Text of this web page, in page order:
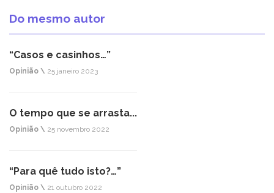
Do mesmo autor
“Casos e casinhos…”
Opinião \ 25 janeiro 2023
O tempo que se arrasta...
Opinião \ 25 novembro 2022
“Para quê tudo isto?…”
Opinião \ 21 outubro 2022